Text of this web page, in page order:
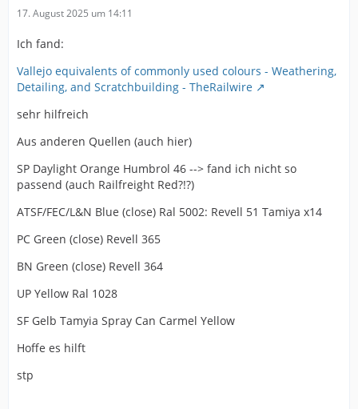
17. August 2025 um 14:11
Ich fand:
Vallejo equivalents of commonly used colours - Weathering,
Detailing, and Scratchbuilding - TheRailwire
sehr hilfreich
Aus anderen Quellen (auch hier)
SP Daylight Orange Humbrol 46 --> fand ich nicht so
passend (auch Railfreight Red?!?)
ATSF/FEC/L&N Blue (close) Ral 5002: Revell 51 Tamiya x14
PC Green (close) Revell 365
BN Green (close) Revell 364
UP Yellow Ral 1028
SF Gelb Tamyia Spray Can Carmel Yellow
Hoffe es hilft
stp